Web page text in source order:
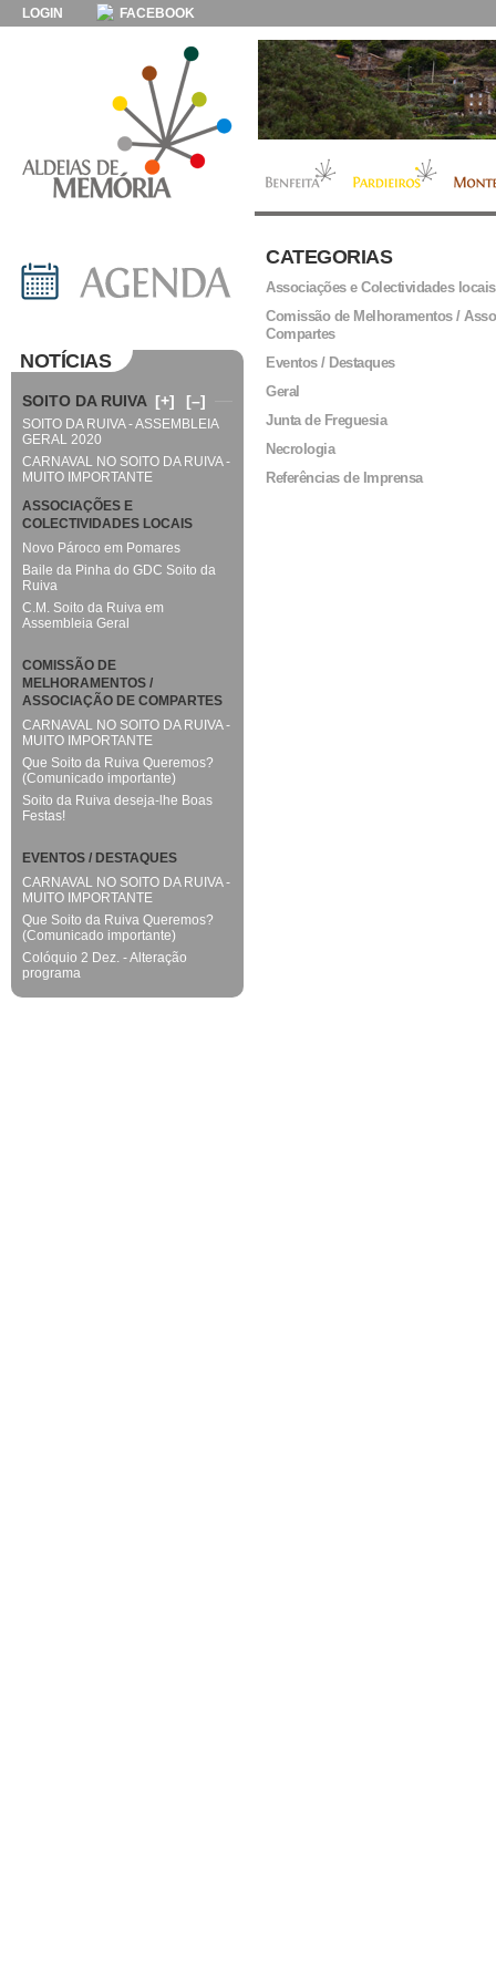
LOGIN FACEBOOK
CATEGORIAS
Associações e Colectividades locais
Comissão de Melhoramentos /
Compartes
Eventos / Destaques
Geral
Junta de Freguesia
Necrologia
Referências de Imprensa
NOTÍCIAS
SOITO DA RUIVA [+] [–]
SOITO DA RUIVA - ASSEMBLEIA
GERAL 2020
CARNAVAL NO SOITO DA RUIVA -
MUITO IMPORTANTE
ASSOCIAÇÕES E
COLECTIVIDADES LOCAIS
Novo Pároco em Pomares
Baile da Pinha do GDC Soito da
Ruiva
C.M. Soito da Ruiva em
Assembleia Geral
COMISSÃO DE
MELHORAMENTOS /
ASSOCIAÇÃO DE COMPARTES
CARNAVAL NO SOITO DA RUIVA -
MUITO IMPORTANTE
Que Soito da Ruiva Queremos?
(Comunicado importante)
Soito da Ruiva deseja-lhe Boas
Festas!
EVENTOS / DESTAQUES
CARNAVAL NO SOITO DA RUIVA -
MUITO IMPORTANTE
Que Soito da Ruiva Queremos?
(Comunicado importante)
Colóquio 2 Dez. - Alteração
programa